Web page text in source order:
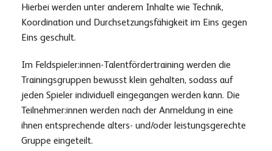
Hierbei werden unter anderem Inhalte wie Technik,
Koordination und Durchsetzungsfähigkeit im Eins gegen
Eins geschult.
Im Feldspieler:innen-Talentfördertraining werden die
Trainingsgruppen bewusst klein gehalten, sodass auf
jeden Spieler individuell eingegangen werden kann. Die
Teilnehmer:innen werden nach der Anmeldung in eine
ihnen entsprechende alters- und/oder leistungsgerechte
Gruppe eingeteilt.